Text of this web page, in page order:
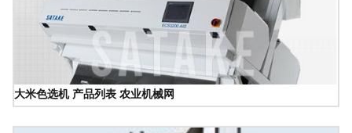
大米色选机 产品列表 农业机械网